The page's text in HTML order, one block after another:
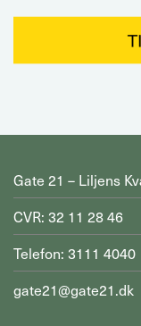
Gate 21 – Liljens
CVR: 32 11 28 46
Telefon: 3111 4040
gate21@gate21.dk